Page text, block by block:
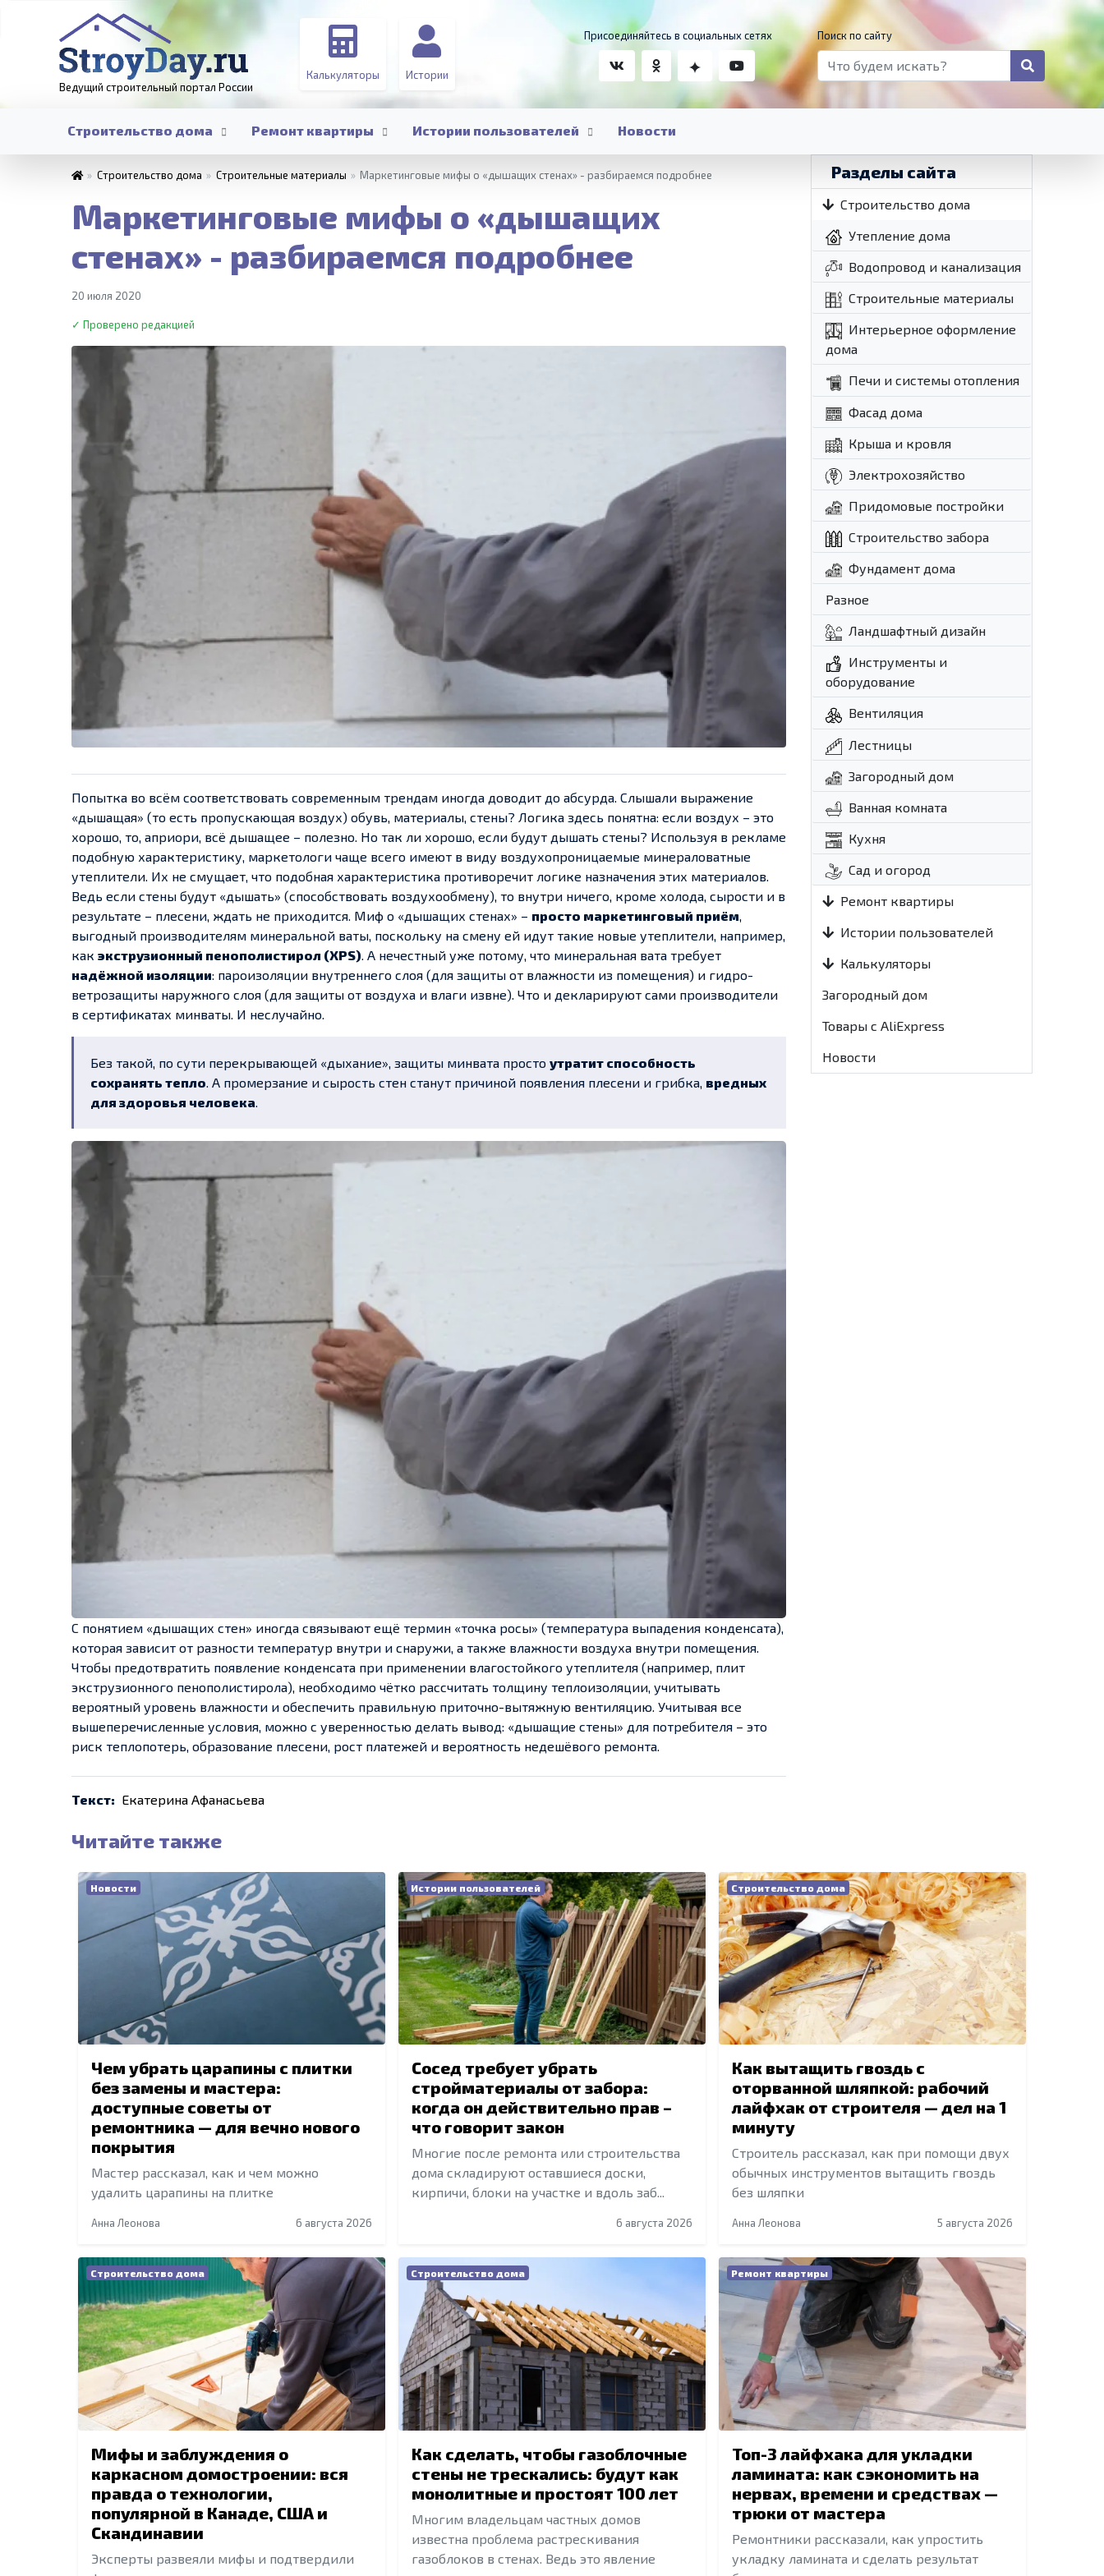
Ведущий строительный портал России
Калькуляторы Истории
Присоединяйтесь в социальных сетях Поиск по сайту
Строительство дома Ремонт квартиры Истории пользователей Новости
» Строительство дома » Строительные материалы » Маркетинговые мифы о «дышащих стенах» - разбираемся подробнее
Маркетинговые мифы о «дышащих
стенах» - разбираемся подробнее
20 июля 2020
✓ Проверено редакцией
Попытка во всём соответствовать современным трендам иногда доводит до абсурда. Слышали выражение
«дышащая» (то есть пропускающая воздух) обувь, материалы, стены? Логика здесь понятна: если воздух – это
хорошо, то, априори, всё дышащее – полезно. Но так ли хорошо, если будут дышать стены? Используя в рекламе
подобную характеристику, маркетологи чаще всего имеют в виду воздухопроницаемые минераловатные
утеплители. Их не смущает, что подобная характеристика противоречит логике назначения этих материалов.
Ведь если стены будут «дышать» (способствовать воздухообмену), то внутри ничего, кроме холода, сырости и в
результате – плесени, ждать не приходится. Миф о «дышащих стенах» – просто маркетинговый приём,
выгодный производителям минеральной ваты, поскольку на смену ей идут такие новые утеплители, например,
как экструзионный пенополистирол (XPS). А нечестный уже потому, что минеральная вата требует
надёжной изоляции: пароизоляции внутреннего слоя (для защиты от влажности из помещения) и гидро-
ветрозащиты наружного слоя (для защиты от воздуха и влаги извне). Что и декларируют сами производители
в сертификатах минваты. И неслучайно.
Без такой, по сути перекрывающей «дыхание», защиты минвата просто утратит способность
сохранять тепло. А промерзание и сырость стен станут причиной появления плесени и грибка, вредных
для здоровья человека.
С понятием «дышащих стен» иногда связывают ещё термин «точка росы» (температура выпадения конденсата),
которая зависит от разности температур внутри и снаружи, а также влажности воздуха внутри помещения.
Чтобы предотвратить появление конденсата при применении влагостойкого утеплителя (например, плит
экструзионного пенополистирола), необходимо чётко рассчитать толщину теплоизоляции, учитывать
вероятный уровень влажности и обеспечить правильную приточно-вытяжную вентиляцию. Учитывая все
вышеперечисленные условия, можно с уверенностью делать вывод: «дышащие стены» для потребителя – это
риск теплопотерь, образование плесени, рост платежей и вероятность недешёвого ремонта.
Текст: Екатерина Афанасьева
Читайте также
Новости
Чем убрать царапины с плитки
без замены и мастера:
доступные советы от
ремонтника — для вечно нового
покрытия
Мастер рассказал, как и чем можно
удалить царапины на плитке
Анна Леонова 6 августа 2026
Истории пользователей
Сосед требует убрать
стройматериалы от забора:
когда он действительно прав –
что говорит закон
Многие после ремонта или строительства
дома складируют оставшиеся доски,
кирпичи, блоки на участке и вдоль заб...
6 августа 2026
Строительство дома
Как вытащить гвоздь с
оторванной шляпкой: рабочий
лайфхак от строителя — дел на 1
минуту
Строитель рассказал, как при помощи двух
обычных инструментов вытащить гвоздь
без шляпки
Анна Леонова 5 августа 2026
Строительство дома
Мифы и заблуждения о
каркасном домостроении: вся
правда о технологии,
популярной в Канаде, США и
Скандинавии
Эксперты развеяли мифы и подтвердили
Строительство дома
Как сделать, чтобы газоблочные
стены не трескались: будут как
монолитные и простоят 100 лет
Многим владельцам частных домов
известна проблема растрескивания
газоблоков в стенах. Ведь это явление
Ремонт квартиры
Топ-3 лайфхака для укладки
ламината: как сэкономить на
нервах, времени и средствах —
трюки от мастера
Ремонтники рассказали, как упростить
укладку ламината и сделать результат
Разделы сайта
Строительство дома
Утепление дома
Водопровод и канализация
Строительные материалы
Интерьерное оформление
дома
Печи и системы отопления
Фасад дома
Крыша и кровля
Электрохозяйство
Придомовые постройки
Строительство забора
Фундамент дома
Разное
Ландшафтный дизайн
Инструменты и
оборудование
Вентиляция
Лестницы
Загородный дом
Ванная комната
Кухня
Сад и огород
Ремонт квартиры
Истории пользователей
Калькуляторы
Загородный дом
Товары с AliExpress
Новости